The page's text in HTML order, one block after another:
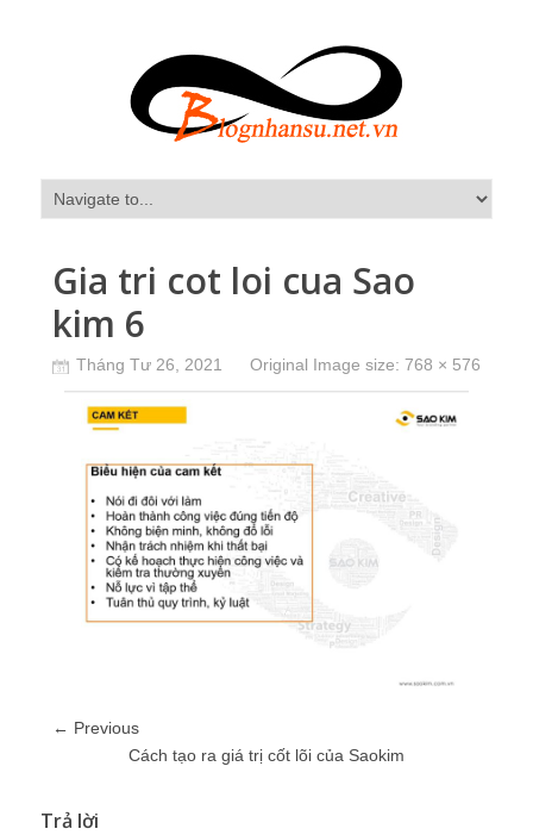
Gia tri cot loi cua Sao
kim 6
Tháng Tư 26, 2021 Original Image size: 768 × 576
← Previous
Cách tạo ra giá trị cốt lõi của Saokim
Trả lời